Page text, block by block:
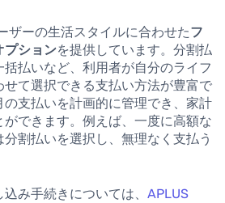
ザーの生活スタイルに合わせたフ
プションを提供しています。分割払
払いなど、利用者が自分のライフ
て選択できる支払い方法が豊富で
支払いを計画的に管理でき、家計
できます。例えば、一度に高額な
割払いを選択し、無理なく支払う
み手続きについては、 APLUS